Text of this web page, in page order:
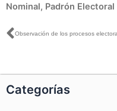
Nominal, Padrón Electoral
Ant
Categorías